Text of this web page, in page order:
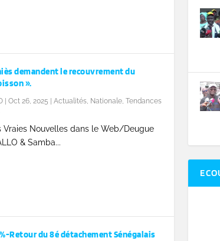
demandent le recouvrement du
».
| Oct 26, 2025 Actualités, Nationale, Tendances
Vraies Nouvelles dans le Web/Deugue
& Samba...
Retour du 8é détachement Sénégalais